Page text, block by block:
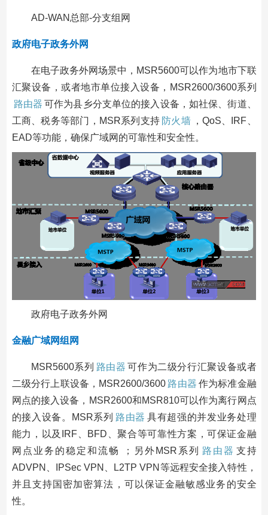
AD-WAN总部-分支组网
政府电子政务外网
在电子政务外网场景中，MSR5600可以作为地市下联
汇聚设备，或者地市单位接入设备，MSR2600/3600系列
路由器 可作为县乡分支单位的接入设备，如社保、街道、
工商、税务等部门，MSR系列支持 防火墙
，QoS、IRF、
EAD等功能，确保广域网的可靠性和安全性。
政府电子政务外网
金融广域网组网
MSR5600系列 路由器 可作为二级分行汇聚设备或者
二级分行上联设备，MSR2600/3600 路由器 作为标准金融
网点的接入设备，MSR2600和MSR810可以作为离行网点
的接入设备。MSR系列 路由器 具有超强的并发业务处理
能力，以及IRF、BFD、聚合等可靠性方案，可保证金融
网点业务的稳定和流畅 ；另外MSR系列
路由器 支持
ADVPN、IPSec VPN、L2TP VPN等远程安全接入特性，
并且支持国密加密算法，可以保证金融敏感业务的安全
性。